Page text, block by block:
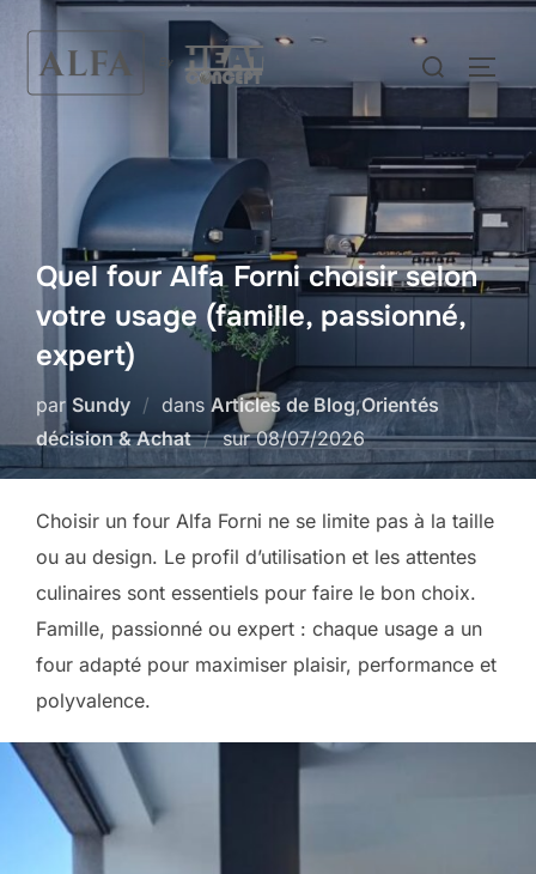
contenu
Rechercher :
Quel four Alfa Forni choisir selon
votre usage (famille, passionné,
expert)
par Sundy dans Articles de Blog,Orientés
décision & Achat
surPublié
le
08/07/2026
Choisir un four Alfa Forni ne se limite pas à la taille
ou au design. Le profil d’utilisation et les attentes
culinaires sont essentiels pour faire le bon choix.
Famille, passionné ou expert : chaque usage a un
four adapté pour maximiser plaisir, performance et
polyvalence.